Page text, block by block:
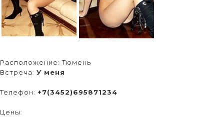
Расположение:Тюмень
Встреча: У меня
Телефон: +7(3452)695871234
Цены: